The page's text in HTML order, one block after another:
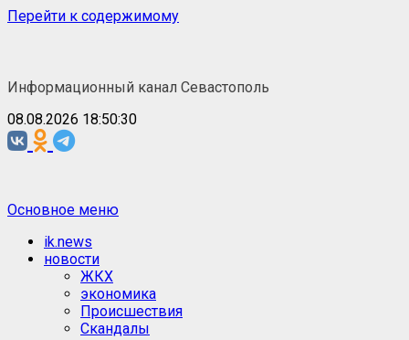
Перейти к содержимому
Информационный канал Севастополь
08.08.2026 18:50:30
Основное меню
ik.news
новости
ЖКХ
экономика
Происшествия
Скандалы